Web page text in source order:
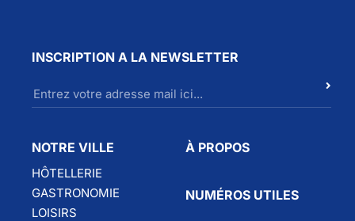
INSCRIPTION A LA NEWSLETTER
NOTRE VILLE
HÔTELLERIE
GASTRONOMIE
LOISIRS
À PROPOS
NUMÉROS UTILES